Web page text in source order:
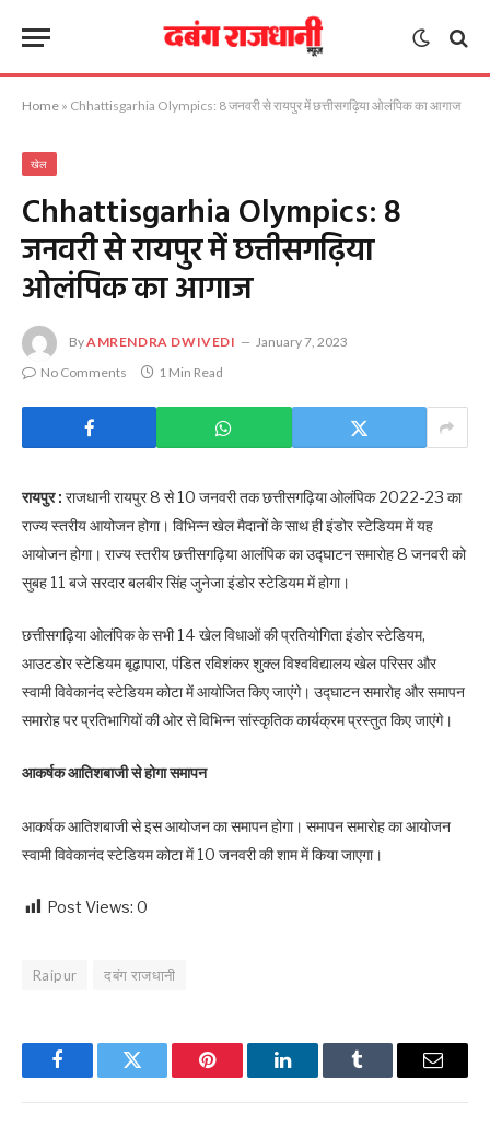
Home » Chhattisgarhia Olympics: 8 जनवरी से रायपुर में छत्तीसगढ़िया ओलंपिक का आगाज
खेल
Chhattisgarhia Olympics: 8
जनवरी से रायपुर में छत्तीसगढ़िया
ओलंपिक का आगाज
ByAMRENDRA DWIVEDI
January 7, 2023
No Comments
1 Min Read
रायपुर : राजधानी रायपुर 8 से 10 जनवरी तक छत्तीसगढ़िया ओलंपिक 2022-23 का
राज्य स्तरीय आयोजन होगा। विभिन्न खेल मैदानों के साथ ही इंडोर स्टेडियम में यह
आयोजन होगा। राज्य स्तरीय छत्तीसगढ़िया आलंपिक का उद्घाटन समारोह 8 जनवरी को
सुबह 11 बजे सरदार बलबीर सिंह जुनेजा इंडोर स्टेडियम में होगा।
छत्तीसगढ़िया ओलंपिक के सभी 14 खेल विधाओं की प्रतियोगिता इंडोर स्टेडियम,
आउटडोर स्टेडियम बूढ़ापारा, पंडित रविशंकर शुक्ल विश्वविद्यालय खेल परिसर और
स्वामी विवेकानंद स्टेडियम कोटा में आयोजित किए जाएंगे। उद्घाटन समारोह और समापन
समारोह पर प्रतिभागियों की ओर से विभिन्न सांस्कृतिक कार्यक्रम प्रस्तुत किए जाएंगे।
आकर्षक आतिशबाजी से होगा समापन
आकर्षक आतिशबाजी से इस आयोजन का समापन होगा। समापन समारोह का आयोजन
स्वामी विवेकानंद स्टेडियम कोटा में 10 जनवरी की शाम में किया जाएगा।
Post Views: 0
Raipur दबंग राजधानी
FacebookTwitter Pinterest LinkedInTumblr Email